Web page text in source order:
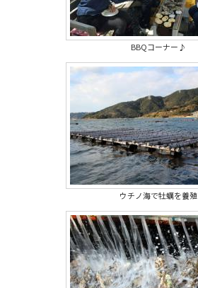
BBQコーナー♪
ウチノ海で牡蠣を養殖